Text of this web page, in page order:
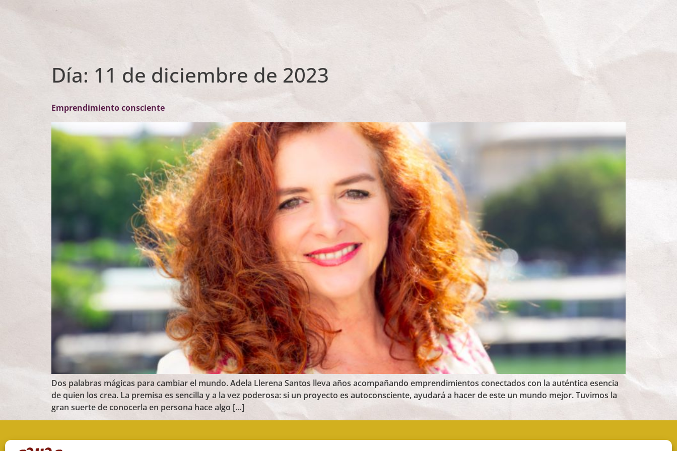
Día: 11 de diciembre de 2023
Emprendimiento consciente
Dos palabras mágicas para cambiar el mundo. Adela Llerena Santos lleva años acompañando emprendimientos conectados con la auténtica esencia
de quien los crea. La premisa es sencilla y a la vez poderosa: si un proyecto es autoconsciente, ayudará a hacer de este un mundo mejor. Tuvimos la
gran suerte de conocerla en persona hace algo […]